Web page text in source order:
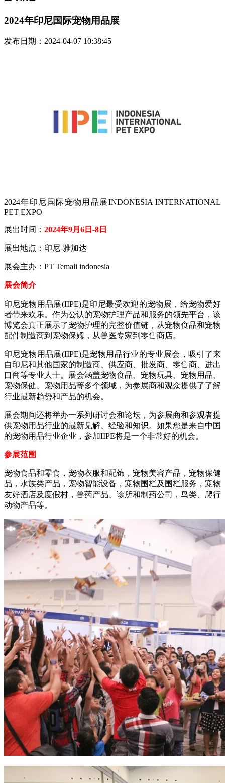
2024年印尼国际宠物用品展
发布日期：2024-04-07 10:38:45
2024年印尼国际宠物用品展INDONESIA INTERNATIONAL
PET EXPO
展出时间： 2024年9月6日-8日
展出地点：印尼-雅加达
展会主办：PT Temali indonesia
展会简介
印尼宠物用品展(IIPE)是印尼最受欢迎的宠物展，给宠物爱好
者带来欢乐。作为公认的宠物护理产品和服务的领先平台，该
博览会真正展示了宠物护理的完整价值链，从宠物食品和宠物
配件制造商到宠物保姆，从兽医专家到零售商店。
印尼宠物用品展(IIPE)是宠物用品行业的专业展会，吸引了来
自印尼和其他国家的制造商、供应商、批发商、零售商、进出
口商等专业人士。展会涵盖宠物食品、宠物玩具、宠物用品、
宠物保健、宠物用品等多个领域，为参展商和观众提供了了解
行业最新趋势和产品的机会。
展会期间还将举办一系列研讨会和论坛，为参展商和参观者提
供宠物用品行业的最新见解、经验和知识。如果您是来自中国
的宠物用品行业企业，参加IIPE将是一个非常好的机会。
参展范围
宠物食品和零食，宠物衣服和配饰，宠物美容产品，宠物保健
品，水族类产品，宠物智能设备，宠物围栏及围栏服务，宠物
友好酒店及度假村，兽药产品、诊所和制药公司，鸟类、爬行
动物产品等。